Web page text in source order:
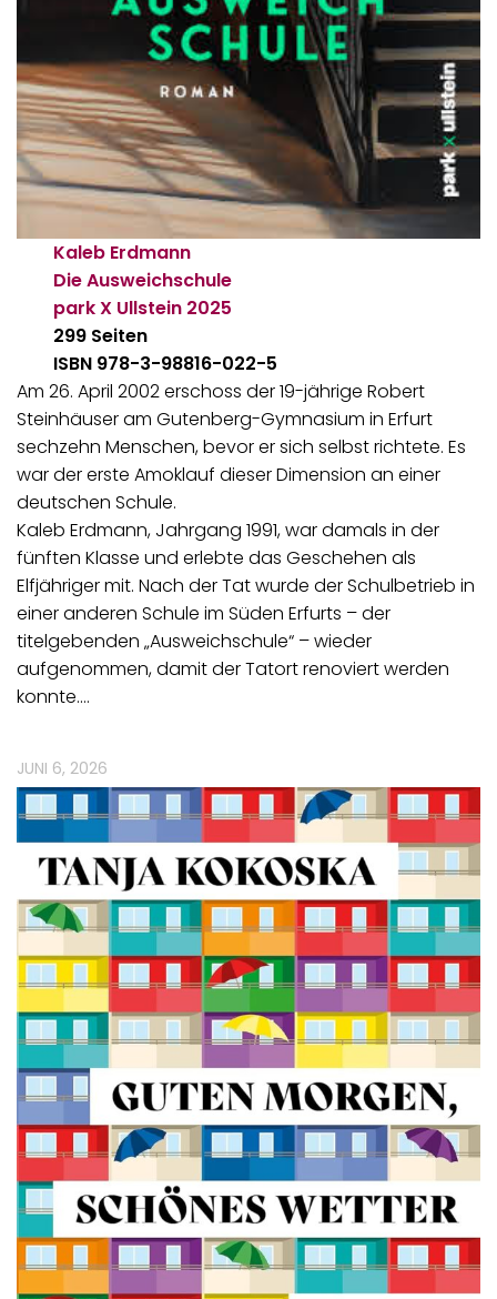
Kaleb Erdmann
Die Ausweichschule
park X Ullstein 2025
299 Seiten
ISBN 978-3-98816-022-5
Am 26. April 2002 erschoss der 19-jährige Robert
Steinhäuser am Gutenberg-Gymnasium in Erfurt
sechzehn Menschen, bevor er sich selbst richtete. Es
war der erste Amoklauf dieser Dimension an einer
deutschen Schule.
Kaleb Erdmann, Jahrgang 1991, war damals in der
fünften Klasse und erlebte das Geschehen als
Elfjähriger mit. Nach der Tat wurde der Schulbetrieb in
einer anderen Schule im Süden Erfurts – der
titelgebenden „Ausweichschule“ – wieder
aufgenommen, damit der Tatort renoviert werden
konnte.…
JUNI 6, 2026